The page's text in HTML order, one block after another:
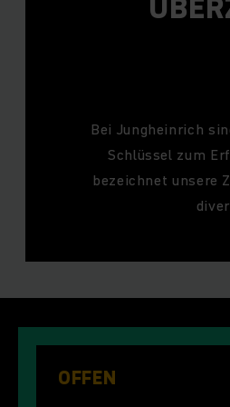
Bei Jungheinrich
Schlüssel zum
bezeichnet unsere
OFFEN